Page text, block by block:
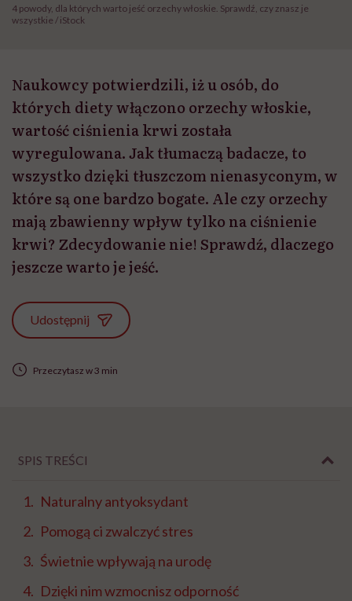
4 powody, dla których warto jeść orzechy włoskie. Sprawdź, czy znasz je
wszystkie / iStock
Naukowcy potwierdzili, iż u osób, do
których diety włączono orzechy włoskie,
wartość ciśnienia krwi została
wyregulowana. Jak tłumaczą badacze, to
wszystko dzięki tłuszczom nienasyconym, w
które są one bardzo bogate. Ale czy orzechy
mają zbawienny wpływ tylko na ciśnienie
krwi? Zdecydowanie nie! Sprawdź, dlaczego
jeszcze warto je jeść.
Udostępnij
Przeczytasz w 3 min
SPIS TREŚCI
Naturalny antyoksydant
Pomogą ci zwalczyć stres
Świetnie wpływają na urodę
Dzięki nim wzmocnisz odporność